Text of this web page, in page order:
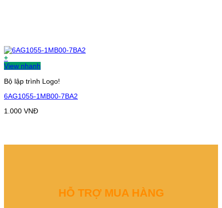
+
View nhanh
Bộ lập trình Logo!
6AG1055-1MB00-7BA2
1.000 VNĐ
HỖ TRỢ MUA HÀNG